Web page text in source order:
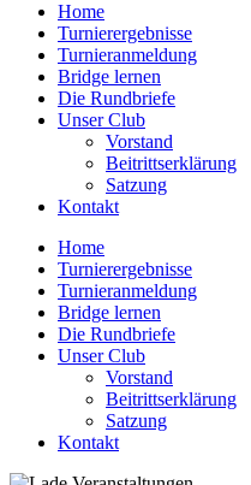
Home
Turnierergebnisse
Turnieranmeldung
Bridge lernen
Die Rundbriefe
Unser Club
Vorstand
Beitrittserklärung
Satzung
Kontakt
Home
Turnierergebnisse
Turnieranmeldung
Bridge lernen
Die Rundbriefe
Unser Club
Vorstand
Beitrittserklärung
Satzung
Kontakt